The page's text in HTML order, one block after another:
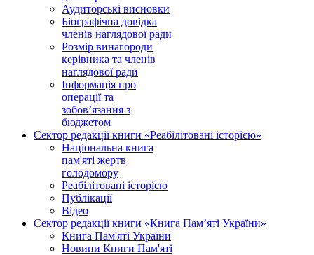
Аудиторські висновки
Біографічна довідка
членів наглядової ради
Розмір винагороди
керівника та членів
наглядової ради
Інформація про
операції та
зобов’язання з
бюджетом
Сектор редакції книги «Реабілітовані історією»
Національна книга
пам'яті жертв
голодомору
Реабілітовані історією
Публікації
Відео
Сектор редакції книги «Книга Пам’яті України»
Книга Пам'яті України
Новини Книги Пам'яті